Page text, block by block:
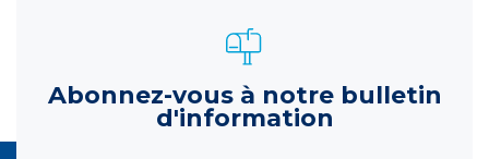
Abonnez-vous à notre bulletin
d'information